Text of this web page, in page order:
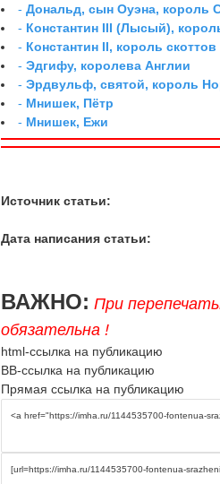
-Дональд, сын Оуэна, король
- Константин III (Лысый),
- Константин II, король скоттов
-Эдгифу, королева Англии
-Эрдвульф, святой, король
- Мнишек, Пётр
- Мнишек, Ежи
Источник статьи:
Дата написания статьи:
ВАЖНО: При
обязательна !
html-ссылка на публикацию
BB-ссылка на публикацию
Прямая ссылка на публикацию